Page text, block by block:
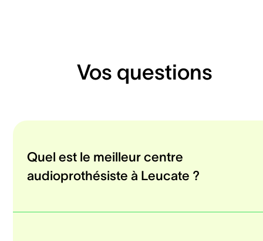
Vos questions
Quel est le meilleur centre
audioprothésiste à Leucate ?